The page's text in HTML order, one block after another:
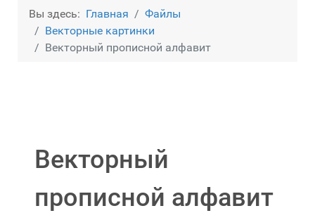
Вы здесь: Главная
Файлы
Векторные картинки
Векторный прописной алфавит
Векторный
прописной алфавит